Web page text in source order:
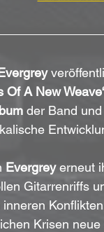
Of A New
der Band und
Evergrey erneut
Gitarrenriffs
Krisen